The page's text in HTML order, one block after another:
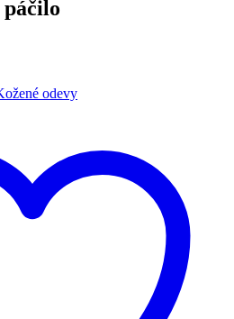
páčilo
odevy